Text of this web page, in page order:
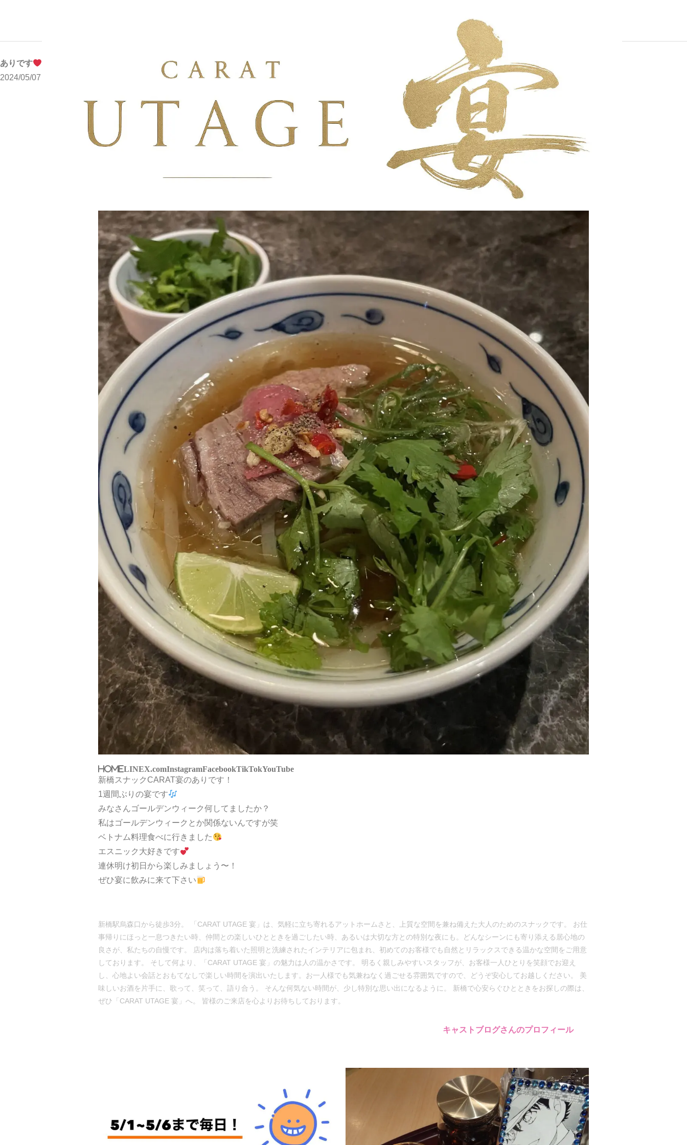
ありです
2024/05/07
HOMELINEX.comInstagramFacebookTikTokYouTube
新橋スナックCARAT宴のありです！
1週間ぶりの宴です
みなさんゴールデンウィーク何してましたか？
私はゴールデンウィークとか関係ないんですが笑
ベトナム料理食べに行きました
エスニック大好きです
連休明け初日から楽しみましょう〜！
ぜひ宴に飲みに来て下さい
新橋駅烏森口から徒歩3分。 「CARAT UTAGE 宴」は、気軽に立ち寄れるアットホームさと、上質な空間を兼ね備えた大人のためのスナックです。 お仕
事帰りにほっと一息つきたい時、仲間との楽しいひとときを過ごしたい時、あるいは大切な方との特別な夜にも。どんなシーンにも寄り添える居心地の
良さが、私たちの自慢です。 店内は落ち着いた照明と洗練されたインテリアに包まれ、初めてのお客様でも自然とリラックスできる温かな空間をご用意
しております。 そして何より、「CARAT UTAGE 宴」の魅力は人の温かさです。 明るく親しみやすいスタッフが、お客様一人ひとりを笑顔でお迎え
し、心地よい会話とおもてなしで楽しい時間を演出いたします。お一人様でも気兼ねなく過ごせる雰囲気ですので、どうぞ安心してお越しください。 美
味しいお酒を片手に、歌って、笑って、語り合う。 そんな何気ない時間が、少し特別な思い出になるように。 新橋で心安らぐひとときをお探しの際は、
ぜひ「CARAT UTAGE 宴」へ。 皆様のご来店を心よりお待ちしております。
キャストブログさんのプロフィール